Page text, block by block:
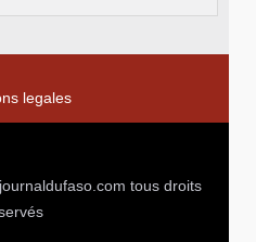
legales
journaldufaso.com tous droits